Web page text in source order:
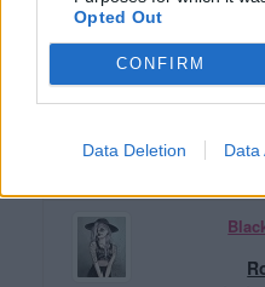
Opted Out
CONFIRM
Data Deletion Data
toho
kde je
mu než
život